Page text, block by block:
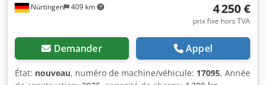
Nürtingen 409 km 4 250 €
prix fixe hors TVA
Demander Appel
État: nouveau, numéro de machine/véhicule: 17095, Année